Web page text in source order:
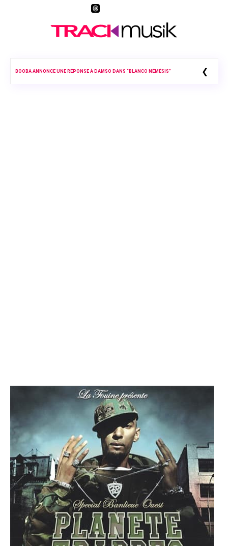
BOOBA ANNONCE UNE RÉPONSE À DAMSO DANS “BLANCO NÉMÉSIS” ❮